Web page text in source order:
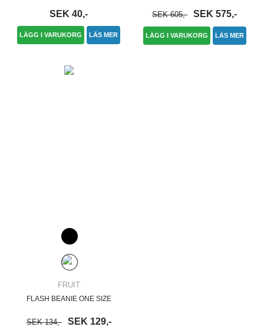
SEK 40,-
LÄGG I VARUKORG LÄS MER
SEK 605,- SEK 575,-
LÄGG I VARUKORG LÄS MER
FRUIT
FLASH BEANIE ONE SIZE
SEK 134,- SEK 129,-